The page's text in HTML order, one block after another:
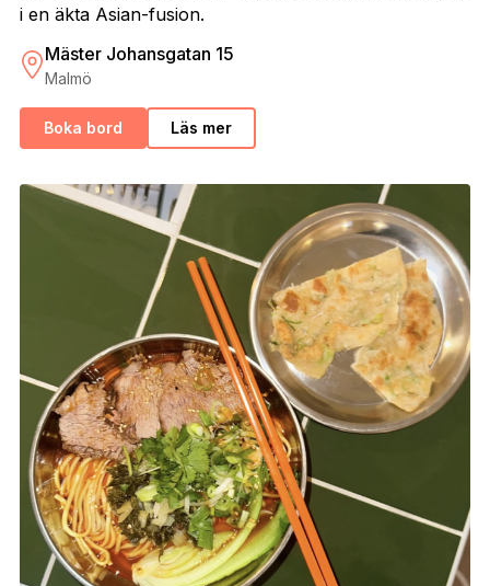
i en äkta Asian-fusion.
Mäster Johansgatan 15
Malmö
Boka bord Läs mer